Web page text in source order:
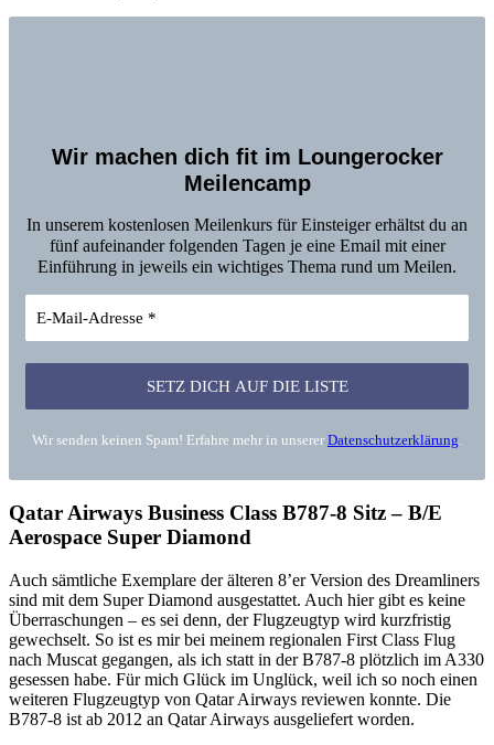
Wir machen dich fit im Loungerocker
Meilencamp
In unserem kostenlosen Meilenkurs für Einsteiger erhältst du an
fünf aufeinander folgenden Tagen je eine Email mit einer
Einführung in jeweils ein wichtiges Thema rund um Meilen.
Wir senden keinen Spam! Erfahre mehr in unserer Datenschutzerklärung.
Qatar Airways Business Class B787-8 Sitz – B/E
Aerospace Super Diamond
Auch sämtliche Exemplare der älteren 8’er Version des Dreamliners
sind mit dem Super Diamond ausgestattet. Auch hier gibt es keine
Überraschungen – es sei denn, der Flugzeugtyp wird kurzfristig
gewechselt. So ist es mir bei meinem regionalen First Class Flug
nach Muscat gegangen, als ich statt in der B787-8 plötzlich im A330
gesessen habe. Für mich Glück im Unglück, weil ich so noch einen
weiteren Flugzeugtyp von Qatar Airways reviewen konnte. Die
B787-8 ist ab 2012 an Qatar Airways ausgeliefert worden.